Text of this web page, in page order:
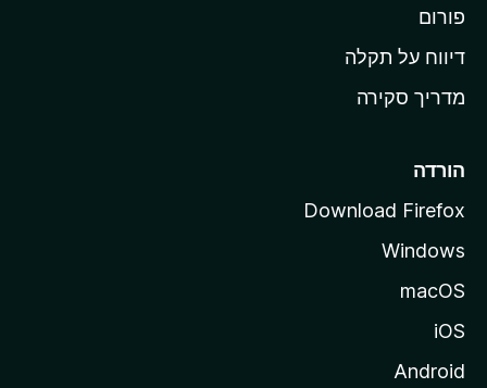
M
i
l
פורום
דיווח על תקלה
מדריך סקירה
הורדה
Download Firefox
Windows
macOS
iOS
Android